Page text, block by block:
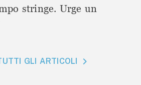
stringe. Urge un
GLI ARTICOLI